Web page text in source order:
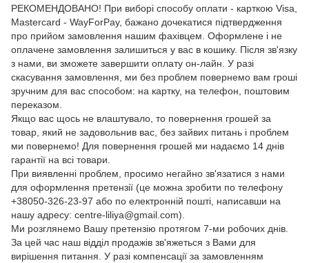
РЕКОМЕНДОВАНО! При виборі способу оплати - карткою Visa,
Mastercard - WayForPay, бажано дочекатися підтвердження
про прийом замовлення нашим фахівцем. Оформлене і не
оплачене замовлення залишиться у вас в кошику. Після зв'язку
з нами, ви зможете завершити оплату он-лайн. У разі
скасування замовлення, ми без проблем повернемо вам гроші
зручним для вас способом: на картку, на телефон, поштовим
переказом.
Якщо вас щось не влаштувало, то повернення грошей за
товар, який не задовольнив вас, без зайвих питань і проблем
ми повернемо! Для повернення грошей ми надаємо 14 днів
гарантії на всі товари.
При виявленні проблем, просимо негайно зв'язатися з нами
для оформлення претензії (це можна зробити по телефону
+38050-326-23-97 або по електронній пошті, написавши на
нашу адресу: centre-liliya@gmail.com).
Ми розглянемо Вашу претензію протягом 7-ми робочих днів.
За цей час наш відділ продажів зв'яжеться з Вами для
вирішення питання. У разі компенсації за замовленням